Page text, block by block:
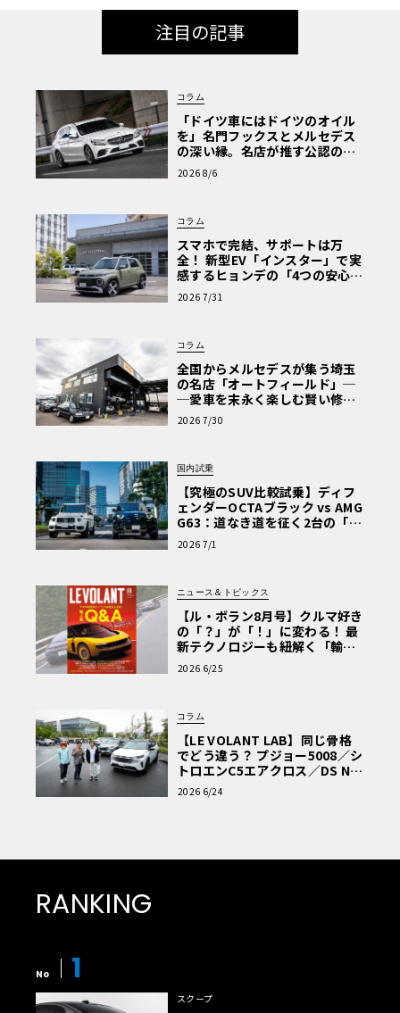
注目の記事
コラム
「ドイツ車にはドイツのオイル
を」名門フックスとメルセデス
の深い縁。名店が推す公認の安
心と、Cクラスで味わうシルキー
な走り〈PR〉
2026 8/6
コラム
スマホで完結、サポートは万
全！ 新型EV「インスター」で実
感するヒョンデの「4つの安心」
【第1回・ヒョンデ6つの疑問：
Why? Hyundai?】〈PR〉
2026 7/31
コラム
全国からメルセデスが集う埼玉
の名店「オートフィールド」─
─愛車を末永く楽しむ賢い修理
術と、プロがフックス製オイル
を選ぶ理由〈PR〉
2026 7/30
国内試乗
【究極のSUV比較試乗】ディフ
ェンダーOCTAブラック vs AMG
G63：道なき道を征く2台の「対
極的アプローチ」
2026 7/1
ニュース＆トピックス
【ル・ボラン8月号】クルマ好き
の「？」が「！」に変わる！ 最
新テクノロジーも紐解く「輸入
車Q&A」
2026 6/25
コラム
【LE VOLANT LAB】同じ骨格
でどう違う？ プジョー5008／シ
トロエンC5エアクロス／DS Nº4
読者一気乗りレポート
2026 6/24
RANKING
No 1
スクープ